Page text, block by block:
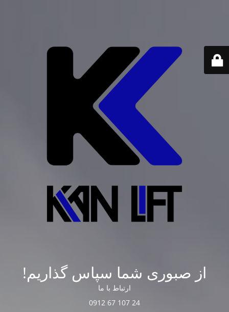
از صبوری شما سپاس گذاریم!
ارتباط با ما
24 107 67 0912